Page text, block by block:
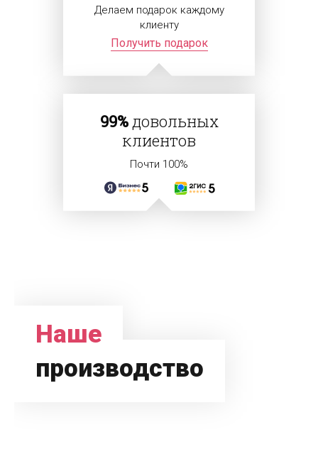
Делаем подарок каждому
клиенту
Получить подарок
99%довольных
клиентов
Почти 100%
Наше
производство